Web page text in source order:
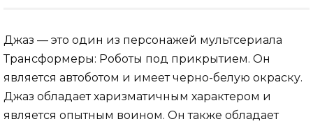
Джаз — это один из персонажей мультсериала
Трансформеры: Роботы под прикрытием. Он
является автоботом и имеет черно-белую окраску.
Джаз обладает харизматичным характером и
является опытным воином. Он также обладает